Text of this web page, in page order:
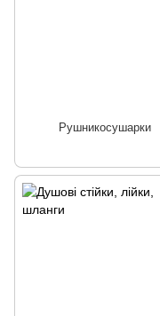
Рушникосушарки